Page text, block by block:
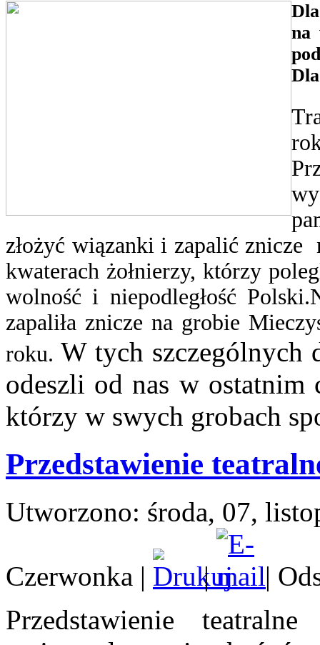
na
r
złożyć wiązanki i zapalić znicze
kwaterach żołnierzy, którzy
wolność i niepodległość
zapaliła znicze na grobie
roku. W tych szczególnych
odeszli od nas w ostatnim
którzy w swych grobach
Przedstawienie
Utworzono: środa, 07,
Czerwonka | |
|
Przedstawienie